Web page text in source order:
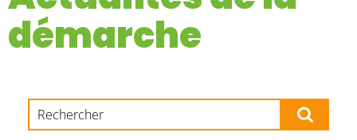
démarche